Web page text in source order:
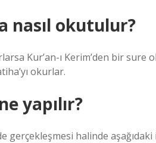
nasıl okutulur?
Kur’an-ı Kerim’den bir
okurlar.
yapılır?
halinde aşağıdaki